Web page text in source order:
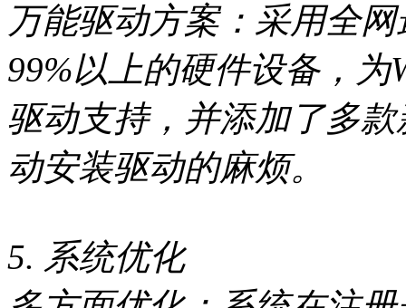
万能驱动方案：采用全
99%以上的硬件设备，为
驱动支持，并添加了多
动安装驱动的麻烦。
5. 系统优化